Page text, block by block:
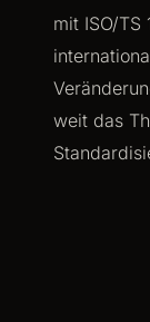
mit ISO/
weit das